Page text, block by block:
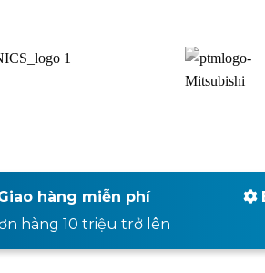
hàng miễn phí
hàng 10 triệu trở lên